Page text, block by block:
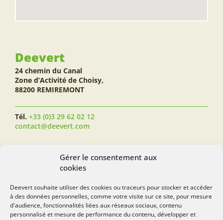
Gérer le consentement aux
cookies
Deevert souhaite utiliser des cookies ou traceurs pour stocker et accéder
à des données personnelles, comme votre visite sur ce site, pour mesure
d'audience, fonctionnalités liées aux réseaux sociaux, contenu
personnalisé et mesure de performance du contenu, développer et
Deevert
24 chemin du Canal
Zone d’Activité de Choisy,
88200 REMIREMONT
Tél. +33 (0)3 29 62 02 12
contact@deevert.com
SUIVEZ-NOUS...
deevert.com